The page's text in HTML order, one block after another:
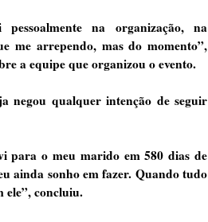
na organização, na
me arrependo, mas do momento”,
a equipe que organizou o evento.
negou qualquer intenção de seguir
para o meu marido em 580 dias de
ainda sonho em fazer. Quando tudo
ele”, concluiu.